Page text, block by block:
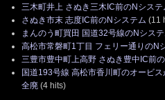
三木町井上 さぬき三木IC前のNシステ
さぬき市末 志度IC前のNシステム (11
まんのう町買田 国道32号線のNシス
高松市常磐町1丁目 フェリー通りのN
三豊市豊中町上高野 さぬき豊中IC前
国道193号線 高松市香川町のオービ
全廃 (4 hits)